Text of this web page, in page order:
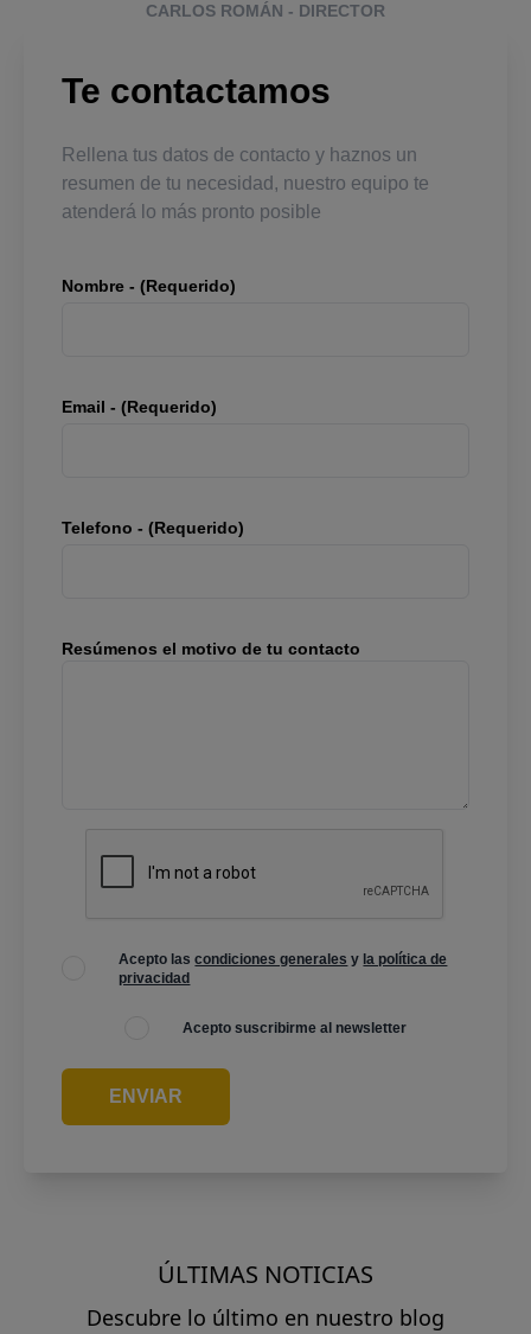
CARLOS ROMÁN - DIRECTOR
Te contactamos
Rellena tus datos de contacto y haznos un
resumen de tu necesidad, nuestro equipo te
atenderá lo más pronto posible
Nombre - (Requerido)
Email - (Requerido)
Telefono - (Requerido)
Resúmenos el motivo de tu contacto
Acepto lascondiciones generales y la política de
privacidad
Acepto suscribirme al newsletter
ENVIAR
ÚLTIMAS NOTICIAS
Descubre lo último en nuestro blog